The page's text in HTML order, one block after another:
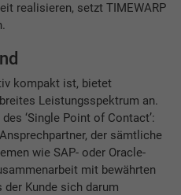
realisieren, setzt TIMEWARP
kompakt ist, bietet
Leistungsspektrum an.
‘Single Point of Contact’:
der sämtliche
wie SAP- oder Oracle-
mit bewährten
der Kunde sich darum